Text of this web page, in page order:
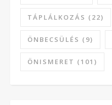
TÁPLÁLKOZÁS (22)
ÖNBECSÜLÉS (9)
ÖNISMERET (101)